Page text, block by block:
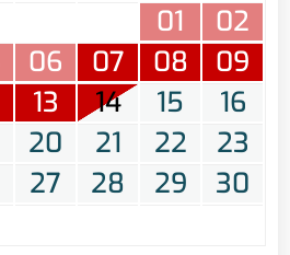
01
02
06 07 08
09
13 14 15
16
20 21 22
23
27 28 29
30